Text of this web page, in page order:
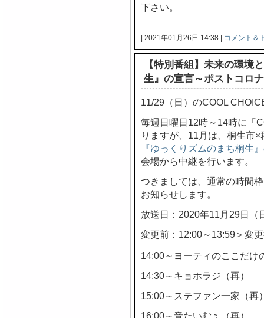
下さい。
| 2021年01月26日 14:38 | コメント＆
【特別番組】未来の環境
生』の宣言～ポストコロ
11/29（日）のCOOL
毎週日曜日12時～14時に「
りますが、11月は、桐生市
『ゆっくりズムのまち桐生
会場から中継を行います。
つきましては、通常の時間
お知らせします。
放送日：2020年11月29日（
変更前：12:00～13:59＞変
14:00～ヨーティのここだけ
14:30～キョホラジ（再）
15:00～ステファン一家（再
16:00～音たいむ♬（再）